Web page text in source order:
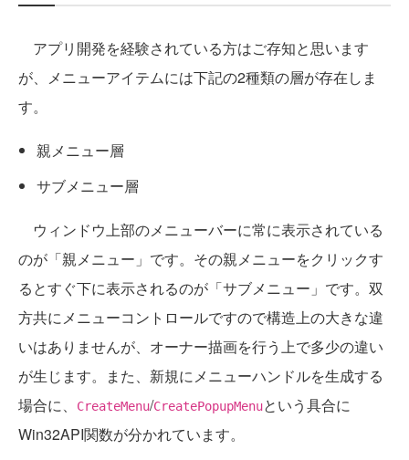
アプリ開発を経験されている方はご存知と思います
が、メニューアイテムには下記の2種類の層が存在しま
す。
親メニュー層
サブメニュー層
ウィンドウ上部のメニューバーに常に表示されている
のが「親メニュー」です。その親メニューをクリックす
るとすぐ下に表示されるのが「サブメニュー」です。双
方共にメニューコントロールですので構造上の大きな違
いはありませんが、オーナー描画を行う上で多少の違い
が生じます。また、新規にメニューハンドルを生成する
場合に、
CreateMenu/CreatePopupMenuという具合に
Win32API関数が分かれています。